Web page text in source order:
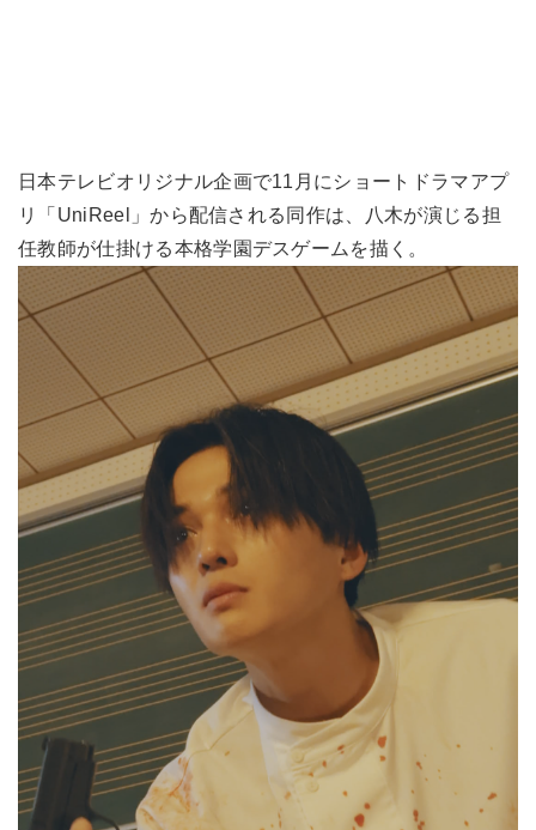
日本テレビオリジナル企画で11月にショートドラマアプ
リ「UniReel」から配信される同作は、八木が演じる担
任教師が仕掛ける本格学園デスゲームを描く。